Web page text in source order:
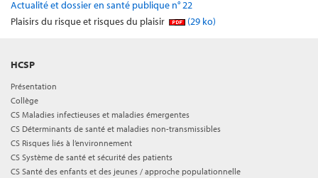
Actualité et dossier en santé publique n° 22
Plaisirs du risque et risques du plaisir
(29 ko)
HCSP
Présentation
Collège
CS Maladies infectieuses et maladies émergentes
CS Déterminants de santé et maladies non-transmissibles
CS Risques liés à l’environnement
CS Système de santé et sécurité des patients
CS Santé des enfants et des jeunes / approche populationnelle